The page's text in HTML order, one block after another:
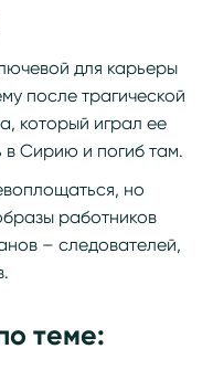
для карьеры
после трагической
который играл ее
в Сирию и погиб там.
но
работников
– следователей,
теме: